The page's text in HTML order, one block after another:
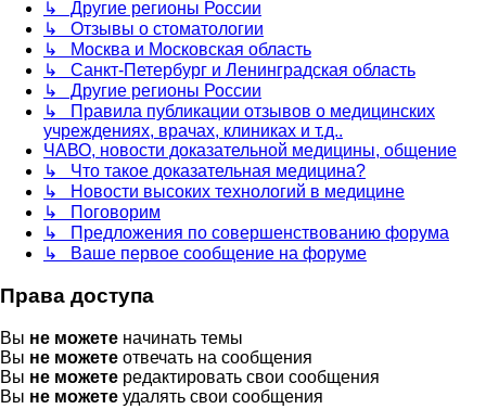
↳ Другие регионы России
↳ Отзывы о стоматологии
↳ Москва и Московская область
↳ Санкт-Петербург и Ленинградская область
↳ Другие регионы России
↳ Правила публикации отзывов о медицинских
учреждениях, врачах, клиниках и т.д..
ЧАВО, новости доказательной медицины, общение
↳ Что такое доказательная медицина?
↳ Новости высоких технологий в медицине
↳ Поговорим
↳ Предложения по совершенствованию форума
↳ Ваше первое сообщение на форуме
Права доступа
Вы не можете начинать темы
Вы не можете отвечать на сообщения
Вы не можете редактировать свои сообщения
Вы не можете удалять свои сообщения